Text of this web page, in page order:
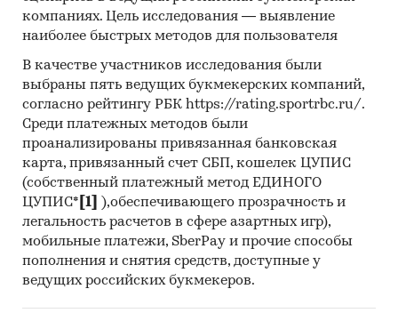
кукурузной муки
В работе представлены профили крупнейших
компаний-производителей кукурузной
муки.Профили компаний показывают
информацию о динамике финансовых
показателей компаний, актуальную
контактную информацию, основных
учредителей и т.д.
Прогноз развития рынка кукурузной муки
Составлен прогноз развития рынка кукурузной
муки (производства, импорта, экспорта и
объема рынка) на2025-2029 гг.
ретроспективных данных с поправкой на
компаниях. Цель исследования — выявление
наиболее быстрых методов для пользователя
В качестве участников исследования были
выбраны пять ведущих букмекерских компаний,
согласно рейтингу РБК https://rating.sportrbc.ru/.
Среди платежных методов были
проанализированы привязанная банковская
карта, привязанный счет СБП, кошелек ЦУПИС
(собственный платежный метод ЕДИНОГО
ЦУПИС* [1]
),обеспечивающего прозрачность и
легальность расчетов в сфере азартных игр),
мобильные платежи, SberPay и прочие способы
пополнения и снятия средств, доступные у
ведущих российских букмекеров.